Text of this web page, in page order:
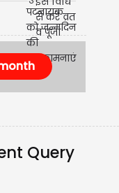
Query